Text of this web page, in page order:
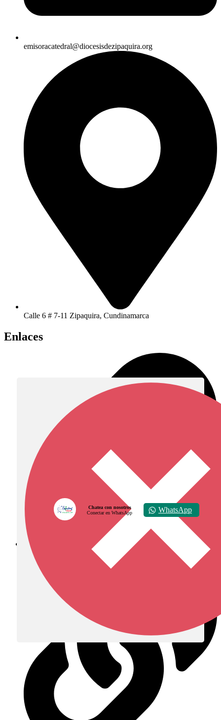
emisoracatedral@diocesisdezipaquira.org
Calle 6 # 7-11 Zipaquira, Cundinamarca
Enlaces
Diócesis de Zipaquirá
Chatea con nosotros
Conectar en WhatsApp
WhatsApp